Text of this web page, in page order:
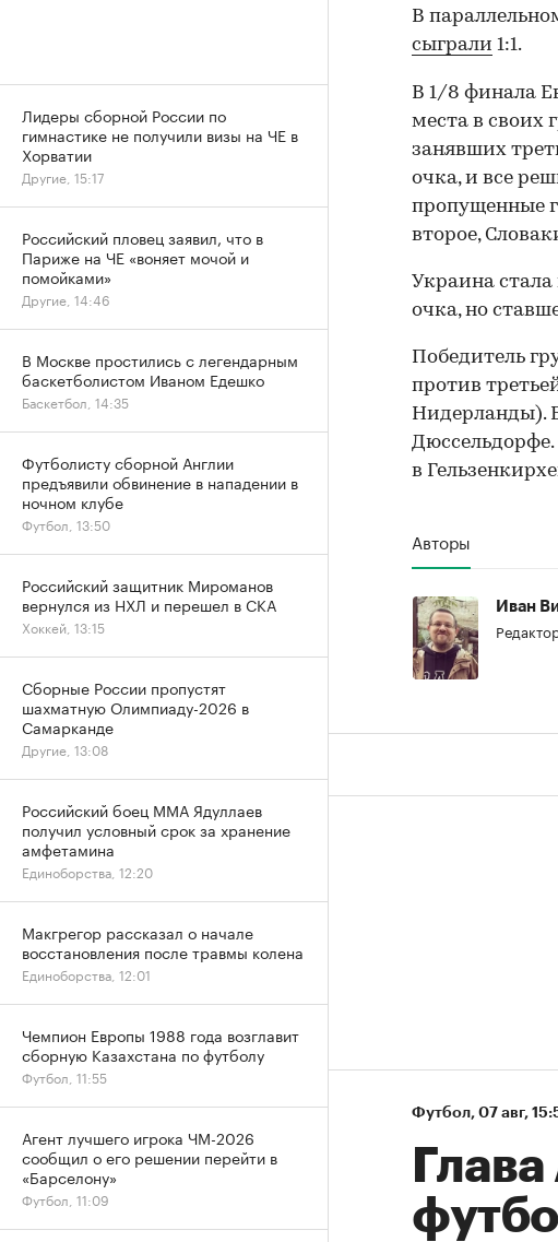
В
сыграли 1:1.
В 1/8 финала
места в своих
занявших
очка, и все
пропущенные
второе,
Украина
очка, но
Победитель
против
Нидерланды).
в
Авторы
Иван
Футбол⁠, 07 авг,
Лидеры сборной России по
гимнастике не получили визы на ЧЕ в
Хорватии
Другие, 15:17
Российский пловец заявил, что в
Париже на ЧЕ «воняет мочой и
помойками»
Другие, 14:46
В Москве простились с легендарным
баскетболистом Иваном Едешко
Баскетбол, 14:35
Футболисту сборной Англии
предъявили обвинение в нападении в
ночном клубе
Футбол, 13:50
Российский защитник Мироманов
вернулся из НХЛ и перешел в СКА
Хоккей, 13:15
Сборные России пропустят
шахматную Олимпиаду-2026 в
Самарканде
Другие, 13:08
Российский боец ММА Ядуллаев
получил условный срок за хранение
амфетамина
Единоборства, 12:20
Макгрегор рассказал о начале
восстановления после травмы колена
Единоборства, 12:01
Чемпион Европы 1988 года возглавит
сборную Казахстана по футболу
Футбол, 11:55
Агент лучшего игрока ЧМ-2026
сообщил о его решении перейти в
«Барселону»
Футбол, 11:09